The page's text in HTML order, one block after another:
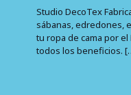
Studio DecoTex
sábanas, edredones,
tu ropa de cama por
todos los beneficios.